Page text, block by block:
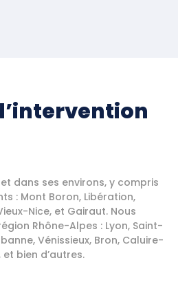
dans ses environs, y compris
: Mont Boron, Libération,
Nice, et Gairaut. Nous
Rhône-Alpes : Lyon, Saint-
Vénissieux, Bron, Caluire-
bien d’autres.